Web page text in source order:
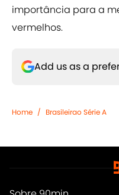
importância para a
vermelhos.
Add us as a
Home / Brasileirao Série A